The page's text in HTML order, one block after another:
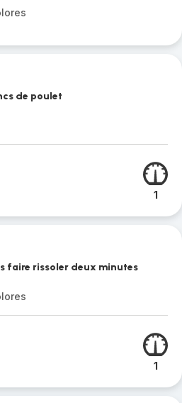
de poulet
1
faire rissoler deux minutes
1